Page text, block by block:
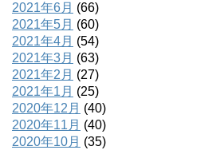
2021年6月 (66)
2021年5月 (60)
2021年4月 (54)
2021年3月 (63)
2021年2月 (27)
2021年1月 (25)
2020年12月 (40)
2020年11月 (40)
2020年10月 (35)